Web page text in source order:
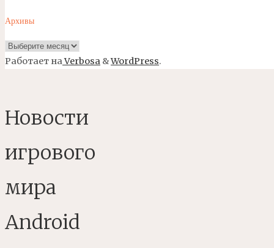
Архивы
Архивы
Работает наVerbosa &WordPress.
Новости
игрового
мира
Android